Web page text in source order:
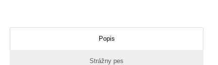
Popis
Strážny pes